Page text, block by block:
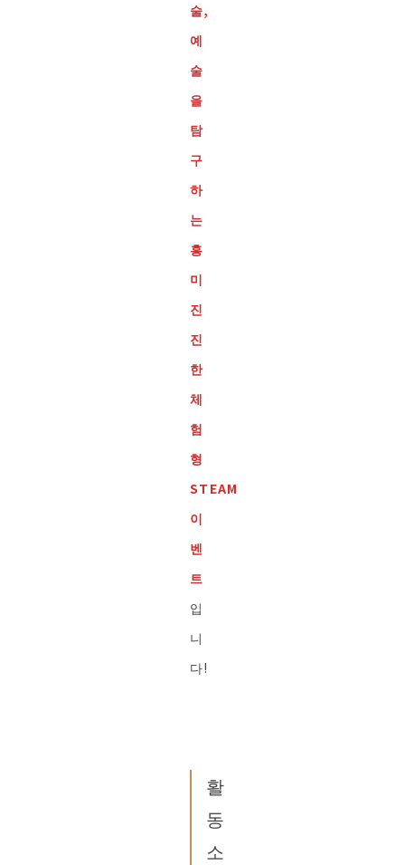
술,
예
술
을
탐
구
하
는
흥
미
진
진
한
체
험
형
STEAM
이
벤
트
입
니
다!
활
동
소